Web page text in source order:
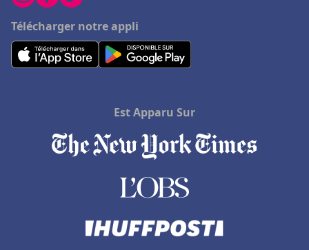
Télécharger notre appli
Est Apparu Sur